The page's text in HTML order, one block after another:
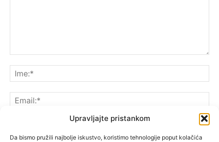
Upravljajte pristankom
Da bismo pružili najbolje iskustvo, koristimo tehnologije poput kolačića